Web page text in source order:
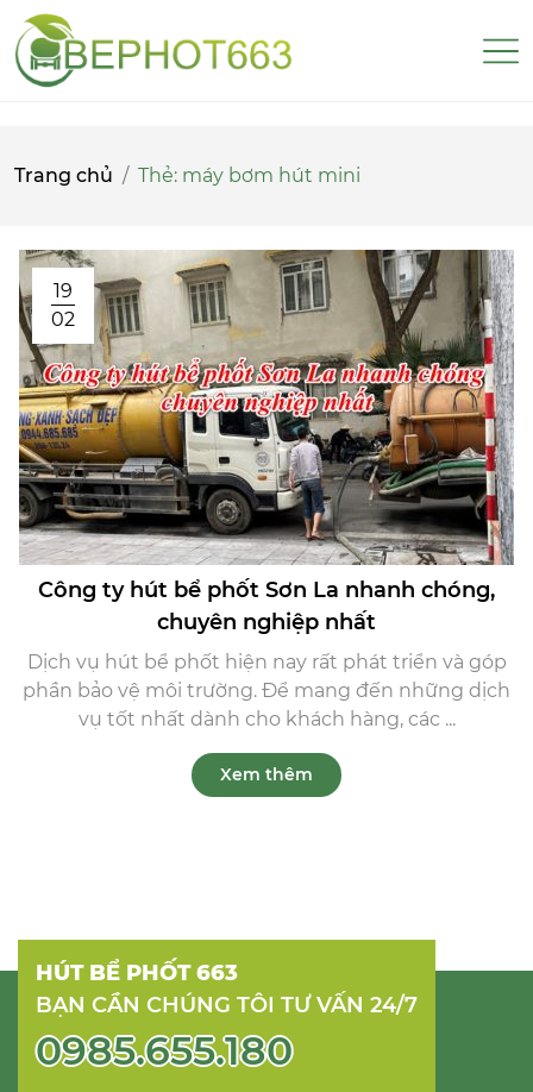
Trang chủ Thẻ: máy bơm hút mini
19
02
Công ty hút bể phốt Sơn La nhanh chóng,
chuyên nghiệp nhất
Dịch vụ hút bể phốt hiện nay rất phát triển và góp
phần bảo vệ môi trường. Để mang đến những dịch
vụ tốt nhất dành cho khách hàng, các ...
Xem thêm
HÚT BỂ PHỐT 663
BẠN CẦN CHÚNG TÔI TƯ VẤN 24/7
0985.655.180